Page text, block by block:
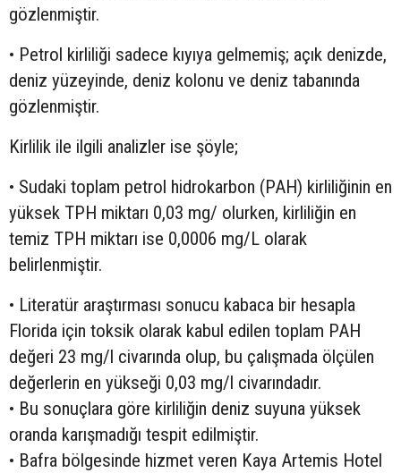
gözlenmiştir.
• Petrol kirliliği sadece kıyıya gelmemiş; açık denizde,
deniz yüzeyinde, deniz kolonu ve deniz tabanında
gözlenmiştir.
Kirlilik ile ilgili analizler ise şöyle;
• Sudaki toplam petrol hidrokarbon (PAH) kirliliğinin en
yüksek TPH miktarı 0,03 mg/ olurken, kirliliğin en
temiz TPH miktarı ise 0,0006 mg/L olarak
belirlenmiştir.
• Literatür araştırması sonucu kabaca bir hesapla
Florida için toksik olarak kabul edilen toplam PAH
değeri 23 mg/l civarında olup, bu çalışmada ölçülen
değerlerin en yükseği 0,03 mg/l civarındadır.
• Bu sonuçlara göre kirliliğin deniz suyuna yüksek
oranda karışmadığı tespit edilmiştir.
• Bafra bölgesinde hizmet veren Kaya Artemis Hotel